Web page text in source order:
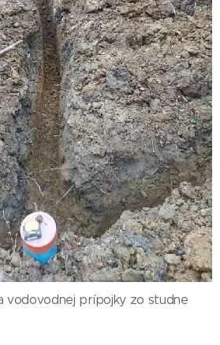
vodovodnej prípojky zo studne